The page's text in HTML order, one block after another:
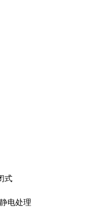
式
电处理